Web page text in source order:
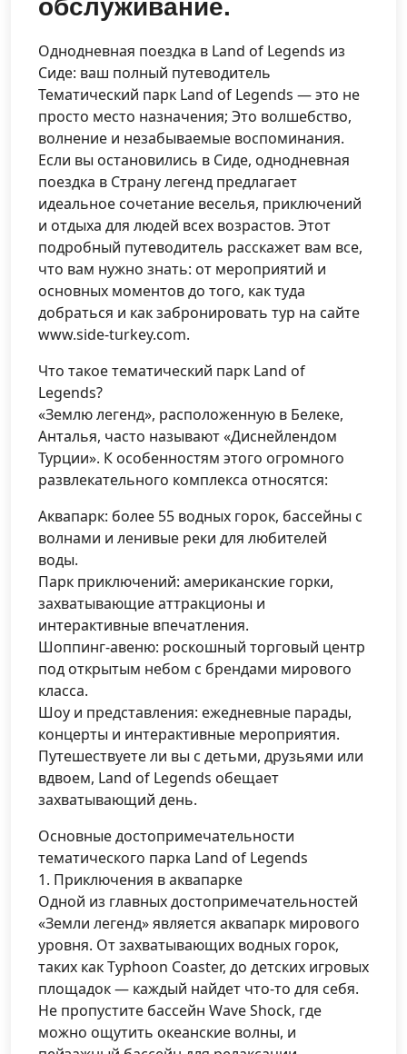
обслуживание.
Однодневная поездка в Land of Legends из
Сиде: ваш полный путеводитель
Тематический парк Land of Legends — это не
просто место назначения; Это волшебство,
волнение и незабываемые воспоминания.
Если вы остановились в Сиде, однодневная
поездка в Страну легенд предлагает
идеальное сочетание веселья, приключений
и отдыха для людей всех возрастов. Этот
подробный путеводитель расскажет вам все,
что вам нужно знать: от мероприятий и
основных моментов до того, как туда
добраться и как забронировать тур на сайте
www.side-turkey.com.
Что такое тематический парк Land of
Legends?
«Землю легенд», расположенную в Белеке,
Анталья, часто называют «Диснейлендом
Турции». К особенностям этого огромного
развлекательного комплекса относятся:
Аквапарк: более 55 водных горок, бассейны с
волнами и ленивые реки для любителей
воды.
Парк приключений: американские горки,
захватывающие аттракционы и
интерактивные впечатления.
Шоппинг-авеню: роскошный торговый центр
под открытым небом с брендами мирового
класса.
Шоу и представления: ежедневные парады,
концерты и интерактивные мероприятия.
Путешествуете ли вы с детьми, друзьями или
вдвоем, Land of Legends обещает
захватывающий день.
Основные достопримечательности
тематического парка Land of Legends
1. Приключения в аквапарке
Одной из главных достопримечательностей
«Земли легенд» является аквапарк мирового
уровня. От захватывающих водных горок,
таких как Typhoon Coaster, до детских игровых
площадок — каждый найдет что-то для себя.
Не пропустите бассейн Wave Shock, где
можно ощутить океанские волны, и